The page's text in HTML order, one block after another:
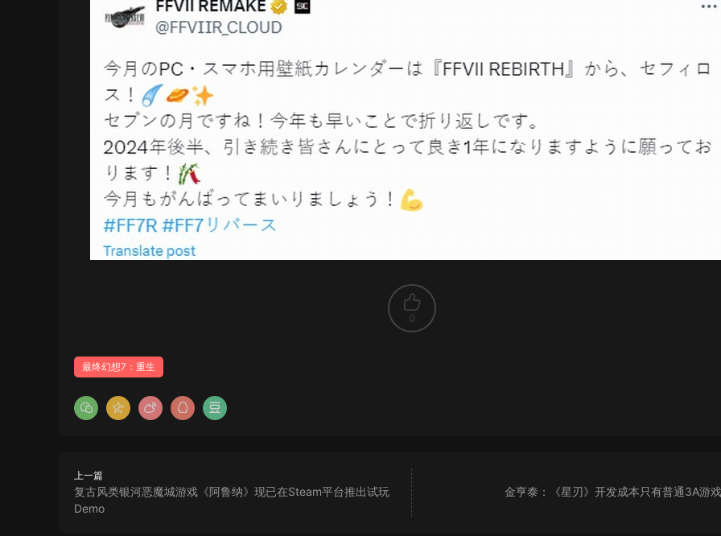
0
最终幻想7：重生
上一篇
复古风类银河恶魔城游戏《阿鲁纳》现已在Steam平台推出试玩
Demo
金亨泰：《星刃》开发成本只有普通3A游